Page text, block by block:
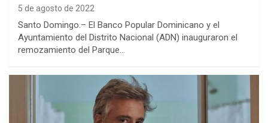
5 de agosto de 2022
Santo Domingo.– El Banco Popular Dominicano y el
Ayuntamiento del Distrito Nacional (ADN) inauguraron el
remozamiento del Parque…